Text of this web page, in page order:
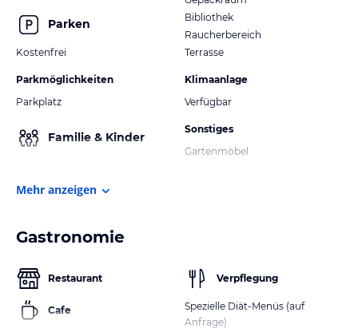
Parken
Kostenfrei
Parkmöglichkeiten
Parkplatz
Familie & Kinder
Bibliothek
Raucherbereich
Terrasse
Klimaanlage
Verfügbar
Sonstiges
Gartenmöbel
Mehr anzeigen
Gastronomie
Restaurant
Cafe
Verpflegung
Spezielle Diät-Menüs (auf
Anfrage)